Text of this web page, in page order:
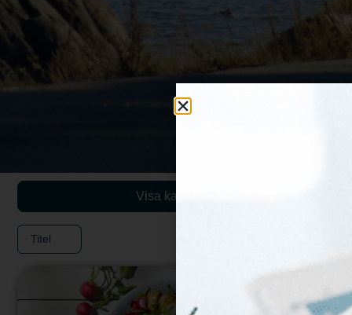
Visa karta
Titel